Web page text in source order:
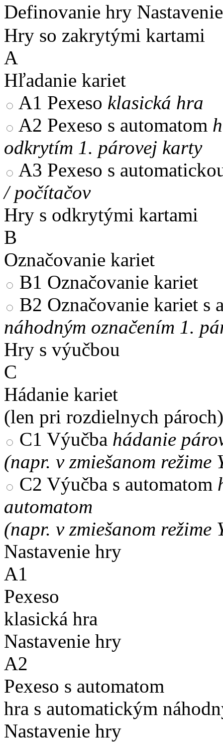
Definovanie hry
Hry so zakrytými kartami
A
Hľadanie kariet
A1 Pexeso klasická hra
A2 Pexeso s automatom
odkrytím 1. párovej karty
A3 Pexeso s
/ počítačov
Hry s odkrytými kartami
B
Označovanie kariet
B1 Označovanie kariet
B2 Označovanie kariet s
náhodným označením 1.
Hry s výučbou
C
Hádanie kariet
(len pri rozdielnych pároch)
C1 Výučba hádanie
(napr. v zmiešanom režime
C2 Výučba s automatom
automatom
(napr. v zmiešanom režime
Nastavenie hry
A1
Pexeso
klasická hra
Nastavenie hry
A2
Pexeso s automatom
hra s automatickým
Nastavenie hry